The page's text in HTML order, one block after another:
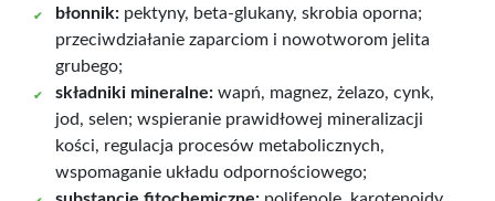
błonnik: pektyny, beta-glukany, skrobia oporna;
przeciwdziałanie zaparciom i nowotworom jelita
grubego;
składniki mineralne: wapń, magnez, żelazo, cynk,
jod, selen; wspieranie prawidłowej mineralizacji
kości, regulacja procesów metabolicznych,
wspomaganie układu odpornościowego;